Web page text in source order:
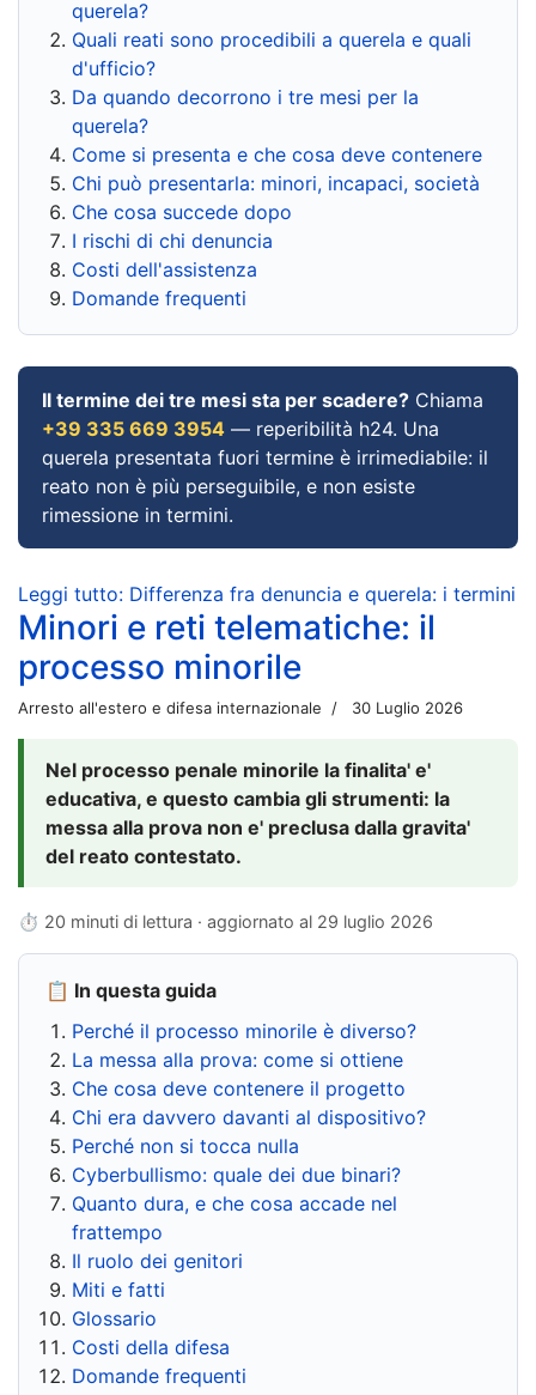
querela?
Quali reati sono procedibili a querela e quali
d'ufficio?
Da quando decorrono i tre mesi per la
querela?
Come si presenta e che cosa deve contenere
Chi può presentarla: minori, incapaci, società
Che cosa succede dopo
I rischi di chi denuncia
Costi dell'assistenza
Domande frequenti
Il termine dei tre mesi sta per scadere? Chiama
+39 335 669 3954 — reperibilità h24. Una
querela presentata fuori termine è irrimediabile: il
reato non è più perseguibile, e non esiste
rimessione in termini.
Leggi tutto: Differenza fra denuncia e querela: i termini
Minori e reti telematiche: il
processo minorile
Arresto all'estero e difesa internazionale 30 Luglio 2026
Nel processo penale minorile la finalita' e'
educativa, e questo cambia gli strumenti: la
messa alla prova non e' preclusa dalla gravita'
del reato contestato.
⏱ 20 minuti di lettura · aggiornato al 29 luglio 2026
📋 In questa guida
Perché il processo minorile è diverso?
La messa alla prova: come si ottiene
Che cosa deve contenere il progetto
Chi era davvero davanti al dispositivo?
Perché non si tocca nulla
Cyberbullismo: quale dei due binari?
Quanto dura, e che cosa accade nel
frattempo
Il ruolo dei genitori
Miti e fatti
Glossario
Costi della difesa
Domande frequenti